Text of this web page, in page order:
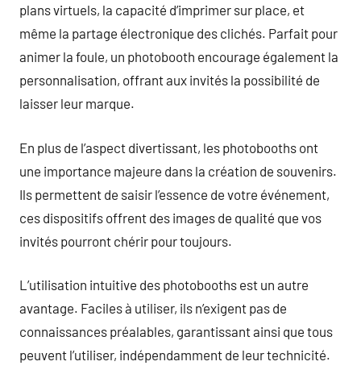
plans virtuels, la capacité d’imprimer sur place, et
même la partage électronique des clichés. Parfait pour
animer la foule, un photobooth encourage également la
personnalisation, offrant aux invités la possibilité de
laisser leur marque.
En plus de l’aspect divertissant, les photobooths ont
une importance majeure dans la création de souvenirs.
Ils permettent de saisir l’essence de votre événement,
ces dispositifs offrent des images de qualité que vos
invités pourront chérir pour toujours.
L’utilisation intuitive des photobooths est un autre
avantage. Faciles à utiliser, ils n’exigent pas de
connaissances préalables, garantissant ainsi que tous
peuvent l’utiliser, indépendamment de leur technicité.